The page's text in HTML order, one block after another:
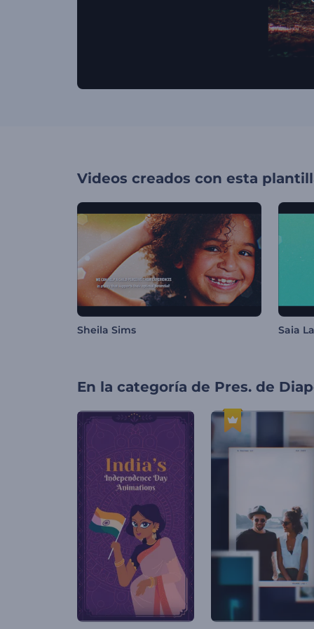
Videos creados con esta
Sheila Sims Saia
En la categoría de Pres. de